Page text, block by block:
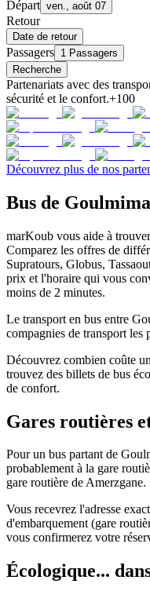
Départ ven., août 07
Retour
Date de retour
Passagers 1 Passagers
Recherche
Partenariats avec des
sécurité et le confort.+100
Découvrez plus de nos
Bus de
marKoub vous aide à
Comparez les offres de
Supratours, Globus,
prix et l'horaire qui vous
moins de 2 minutes.
Le transport en bus entre
compagnies de transport les
Découvrez combien coûte
trouvez des billets de bus
de confort.
Gares routières
Pour un bus partant de
probablement à la gare
gare routière de Amerzgane.
Vous recevrez l'adresse
d'embarquement (gare
vous confirmerez votre
Écologique...